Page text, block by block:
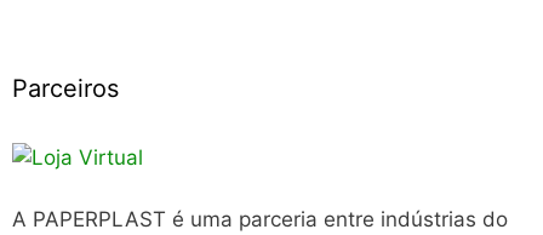
Parceiros
A PAPERPLAST é uma parceria entre indústrias do